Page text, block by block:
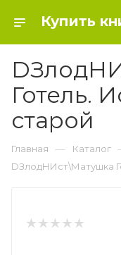
Готель.
старой
Главная — Каталог
DЗлодНИст\Матушка